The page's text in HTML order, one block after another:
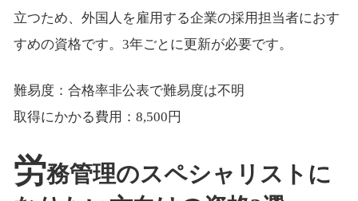
立つため、外国人を雇用する企業の採用担当者におす
すめの資格です。3年ごとに更新が必要です。
難易度：合格率非公表で難易度は不明
取得にかかる費用：8,500円
労務管理のスペシャリストに